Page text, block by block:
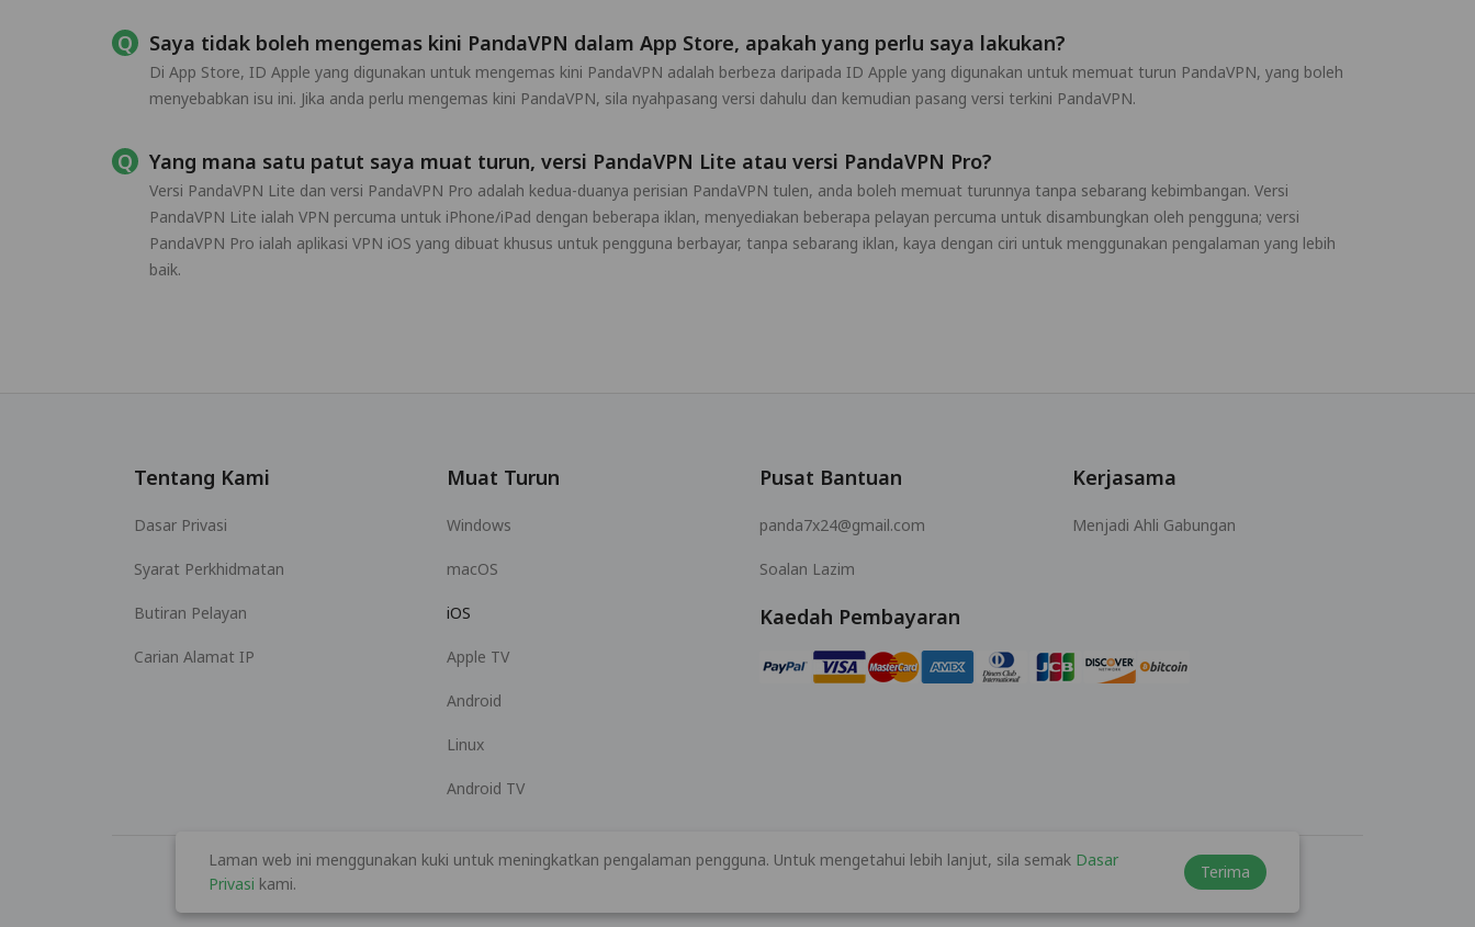
Saya tidak boleh mengemas kini PandaVPN dalam App Store, apakah yang perlu saya lakukan?
Di App Store, ID Apple yang digunakan untuk mengemas kini PandaVPN adalah berbeza daripada ID Apple yang digunakan untuk memuat turun PandaVPN, yang boleh
menyebabkan isu ini. Jika anda perlu mengemas kini PandaVPN, sila nyahpasang versi dahulu dan kemudian pasang versi terkini PandaVPN.
Yang mana satu patut saya muat turun, versi PandaVPN Lite atau versi PandaVPN Pro?
Versi PandaVPN Lite dan versi PandaVPN Pro adalah kedua-duanya perisian PandaVPN tulen, anda boleh memuat turunnya tanpa sebarang kebimbangan. Versi
PandaVPN Lite ialah VPN percuma untuk iPhone/iPad dengan beberapa iklan, menyediakan beberapa pelayan percuma untuk disambungkan oleh pengguna; versi
PandaVPN Pro ialah aplikasi VPN iOS yang dibuat khusus untuk pengguna berbayar, tanpa sebarang iklan, kaya dengan ciri untuk menggunakan pengalaman yang lebih
baik.
Tentang Kami
Dasar Privasi
Syarat Perkhidmatan
Butiran Pelayan
Carian Alamat IP
Muat Turun
Windows
macOS
iOS
Apple TV
Android
Linux
Android TV
Pusat Bantuan
panda7x24@gmail.com
Soalan Lazim
Kerjasama
Menjadi Ahli Gabungan
Kaedah Pembayaran
Laman web ini menggunakan kuki untuk meningkatkan pengalaman pengguna. Untuk mengetahui lebih lanjut, sila semak Dasar
Privasi kami.
Terima